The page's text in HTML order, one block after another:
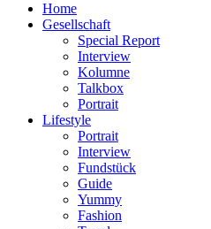
Home
Gesellschaft
Special Report
Interview
Kolumne
Talkbox
Portrait
Lifestyle
Portrait
Interview
Fundstück
Guide
Yummy
Fashion